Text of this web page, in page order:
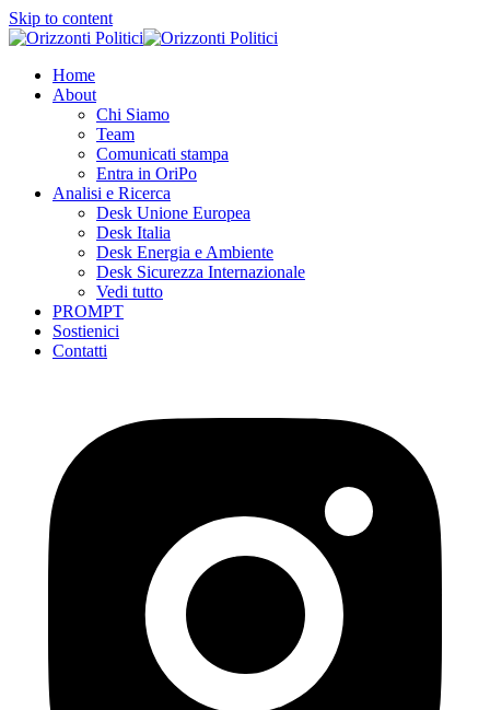
Skip to content
Home
About
Chi Siamo
Team
Comunicati stampa
Entra in OriPo
Analisi e Ricerca
Desk Unione Europea
Desk Italia
Desk Energia e Ambiente
Desk Sicurezza Internazionale
Vedi tutto
PROMPT
Sostienici
Contatti